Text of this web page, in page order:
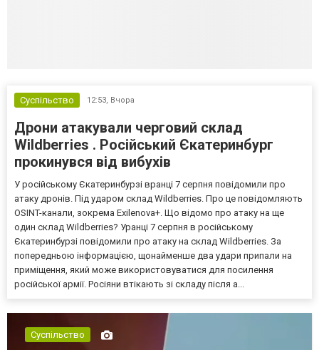
Суспільство 12:53, Вчора
Дрони атакували черговий склад
Wildberries . Російський Єкатеринбург
прокинувся від вибухів
У російському Єкатеринбурзі вранці 7 серпня повідомили про
атаку дронів. Під ударом склад Wildberries. Про це повідомляють
OSINT-канали, зокрема Exilenova+. Що відомо про атаку на ще
один склад Wildberries? Уранці 7 серпня в російському
Єкатеринбурзі повідомили про атаку на склад Wildberries. За
попередньою інформацією, щонайменше два удари припали на
приміщення, який може використовуватися для посилення
російської армії. Росіяни втікають зі складу після а...
Суспільство